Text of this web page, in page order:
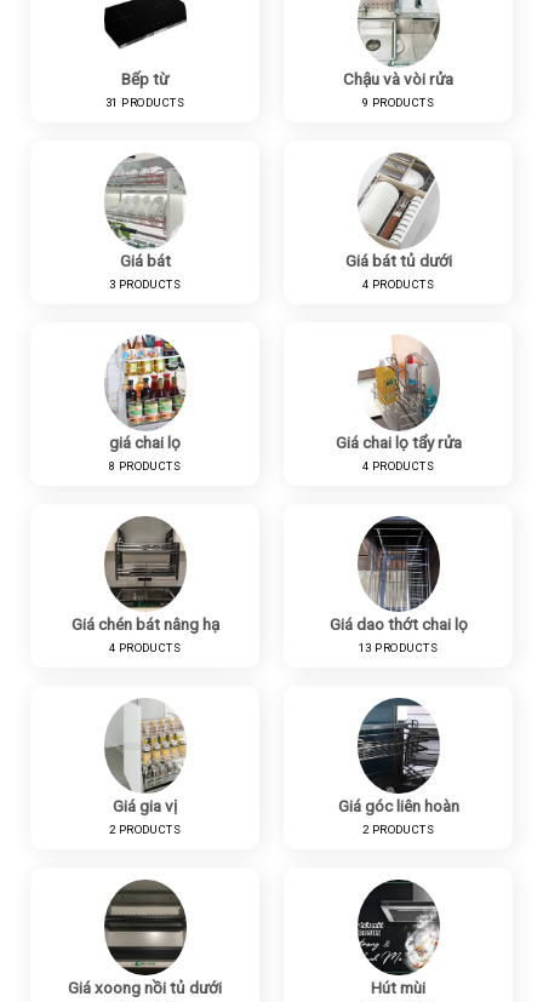
Bếp từ
31 PRODUCTS
Chậu và vòi rửa
9 PRODUCTS
Giá bát
3 PRODUCTS
Giá bát tủ dưới
4 PRODUCTS
giá chai lọ
8 PRODUCTS
Giá chai lọ tẩy rửa
4 PRODUCTS
Giá chén bát nâng hạ
4 PRODUCTS
Giá dao thớt chai lọ
13 PRODUCTS
Giá gia vị
2 PRODUCTS
Giá góc liên hoàn
2 PRODUCTS
Giá xoong nồi tủ dưới Hút mùi